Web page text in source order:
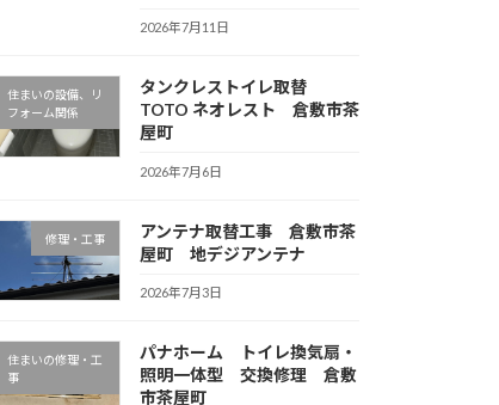
2026年7月11日
住まいの設備、リ
フォーム関係
タンクレストイレ取替
TOTO ネオレスト 倉敷市茶
屋町
2026年7月6日
修理・工事
アンテナ取替工事 倉敷市茶
屋町 地デジアンテナ
2026年7月3日
住まいの修理・工
事
パナホーム トイレ換気扇・
照明一体型 交換修理 倉敷
市茶屋町